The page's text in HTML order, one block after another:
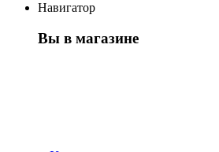
Навигатор
Вы в магазине